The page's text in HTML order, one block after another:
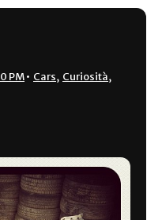
PM• Cars, Curiosità,